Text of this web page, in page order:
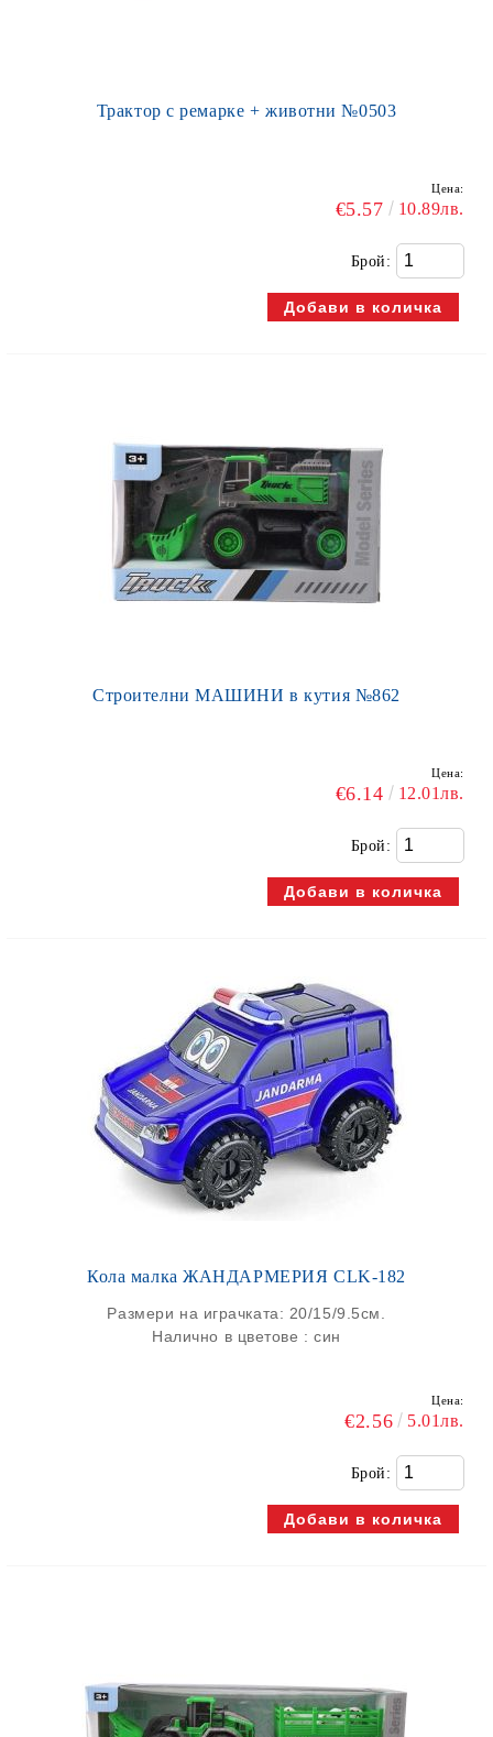
Трактор с ремарке + животни №0503
Цена:
€5.57 10.89лв.
Брой:
Строителни МАШИНИ в кутия №862
Цена:
€6.14 12.01лв.
Брой:
Кола малка ЖАНДАРМЕРИЯ CLK-182
Размери на играчката: 20/15/9.5см.
Налично в цветове : син
Цена:
€2.56 5.01лв.
Брой: